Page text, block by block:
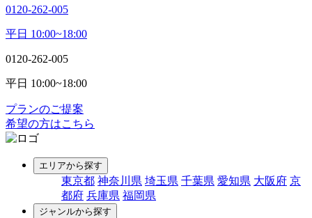
0120-262-005
平日 10:00~18:00
0120-262-005
平日 10:00~18:00
プランのご提案
希望の方はこちら
エリアから探す
東京都 神奈川県 埼玉県 千葉県 愛知県 大阪府 京
都府 兵庫県 福岡県
ジャンルから探す